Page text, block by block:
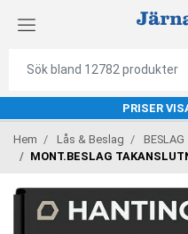
PRISER
Hem Lås & Beslag BESLAG
MONT.BESLAG